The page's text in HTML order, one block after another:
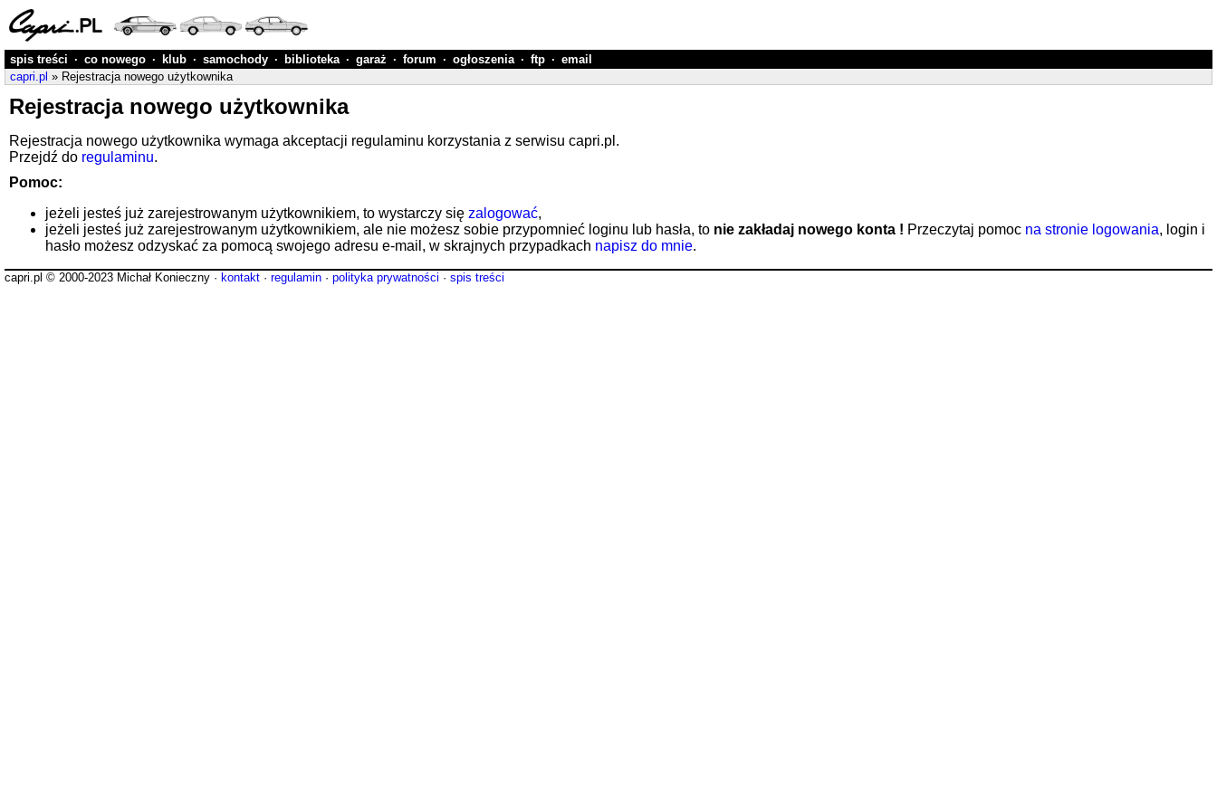
spis treści · co nowego · klub · samochody · biblioteka · garaż · forum · ogłoszenia · ftp · email
capri.pl » Rejestracja nowego użytkownika
Rejestracja nowego użytkownika
Rejestracja nowego użytkownika wymaga akceptacji regulaminu korzystania z serwisu capri.pl.
Przejdź do regulaminu.
Pomoc:
jeżeli jesteś już zarejestrowanym użytkownikiem, to wystarczy się zalogować,
jeżeli jesteś już zarejestrowanym użytkownikiem, ale nie możesz sobie przypomnieć loginu lub hasła, to nie zakładaj nowego konta ! Przeczytaj pomoc na stronie logowania, login i
hasło możesz odzyskać za pomocą swojego adresu e-mail, w skrajnych przypadkach napisz do mnie.
capri.pl © 2000-2023 Michał Konieczny · kontakt · regulamin · polityka prywatności · spis treści